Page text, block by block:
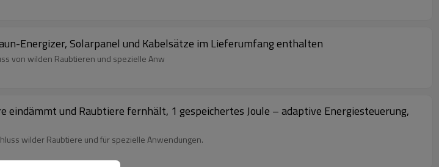
Energizer, Solarpanel und Kabelsätze im Lieferumfang enthalten
von wilden Raubtieren und spezielle Anw
und Raubtiere fernhält, 1 gespeichertes Joule – adaptive Energiesteuerung,
wilder Raubtiere und für spezielle Anwendungen.